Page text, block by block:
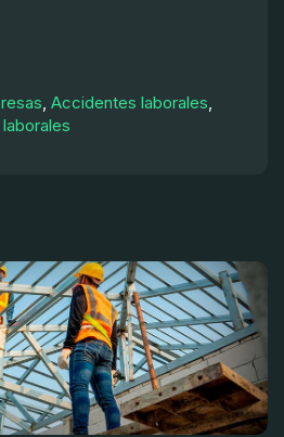
, Accidentes laborales,